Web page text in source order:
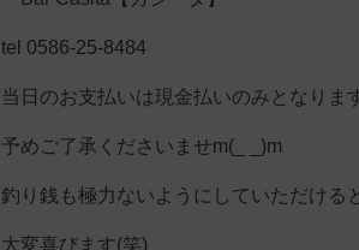
tel 0586-25-8484
当日のお支払いは現金払いのみとなりま
予めご了承くださいませm(_ _)m
釣り銭も極力ないようにしていただける
大変喜びます(笑)